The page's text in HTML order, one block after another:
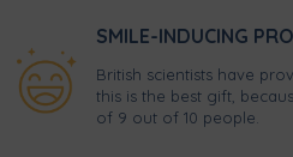
SMILE-INDUCING
British scientists have
this is the best gift,
of 9 out of 10 people.